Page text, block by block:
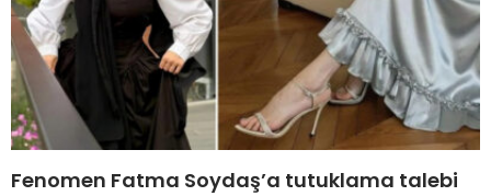
Fenomen Fatma Soydaş’a tutuklama talebi